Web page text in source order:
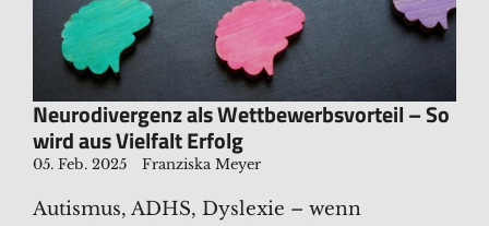
​​​​​Neurodivergenz als Wettbewerbsvorteil – So
wird aus Vielfalt Erfolg
05. Feb. 2025 Franziska Meyer
Autismus, ADHS, Dyslexie – wenn